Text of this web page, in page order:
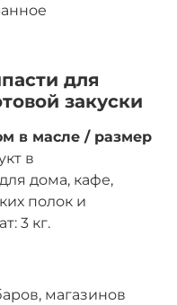
для
закуски
в масле / размер
в
дома, кафе,
полок и
3 кг.
магазинов